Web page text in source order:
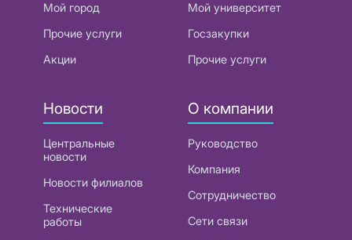
Мой город
Прочие услуги
Акции
Мой университет
Госзакупки
Прочие услуги
Новости
Центральные
новости
Новости филиалов
Технические
работы
О компании
Руководство
Компания
Сотрудничество
Сети связи